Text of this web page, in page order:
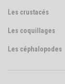
Les crustacés
Les coquillages
Les céphalopodes